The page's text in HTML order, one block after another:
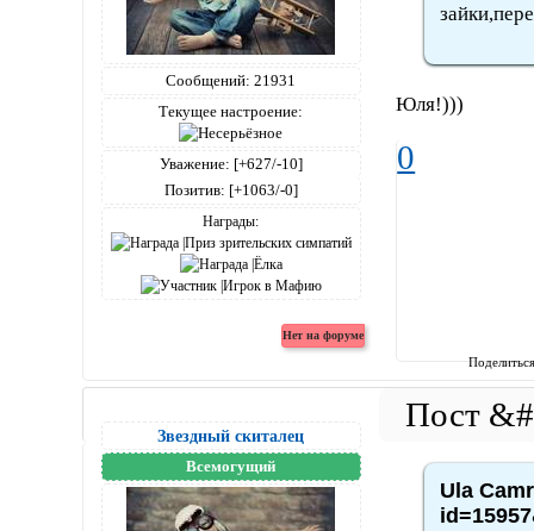
Сообщений: 21931
Текущее настроение:
Уважение: [+627/-10]
Позитив: [+1063/-0]
Награды:
Юля!)))
0
Звездный скиталец
Всемогущий
Ula